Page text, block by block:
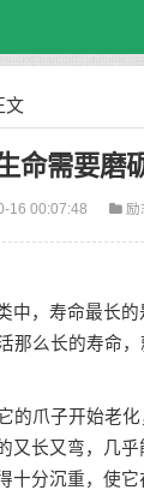
文
命需要磨
16 00:07:48 励
中，寿命最长的
那么长的寿命
的爪子开始老
又长又弯，几乎
十分沉重，使